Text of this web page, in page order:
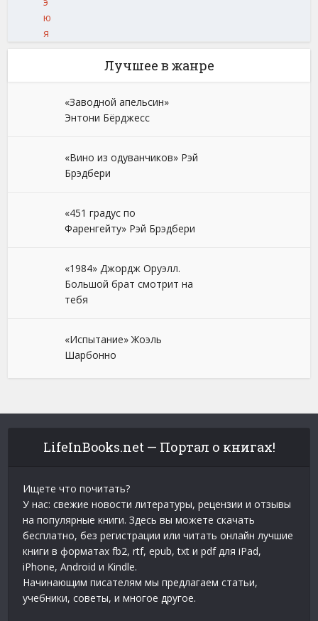
ю
я
Лучшее в жанре
«Заводной апельсин»
Энтони Бёрджесс
«Вино из одуванчиков» Рэй
Брэдбери
«451 градус по
Фаренгейту» Рэй Брэдбери
«1984» Джордж Оруэлл.
Большой брат смотрит на
тебя
«Испытание» Жоэль
Шарбонно
LifeInBooks.net — Портал о книгах!
Ищете что почитать?
У нас: свежие новости литературы, рецензии и отзывы
на популярные книги. Здесь вы можете скачать
бесплатно, без регистрации или читать онлайн лучшие
книги в форматах fb2, rtf, epub, txt и pdf для iPad,
iPhone, Android и Kindle.
Начинающим писателям мы предлагаем статьи,
учебники, советы, и многое другое.